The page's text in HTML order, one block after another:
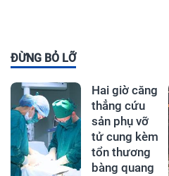
ĐỪNG BỎ LỠ
Hai giờ căng
thẳng cứu
sản phụ vỡ
tử cung kèm
tổn thương
bàng quang